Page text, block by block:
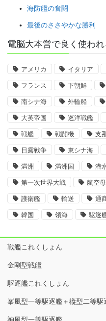
海防艦の奮闘
最後のささやかな勝利
電脳大本営で良く使わ
アメリカ イタリア
フランス 下朝鮮
南シナ海 外輪船
大英帝国 巡洋戦艦
戦艦 戦闘機 支
日露戦争 東シナ海
満洲 満洲国 潜
第一次世界大戦 航空
護衛艦 輸送 通
韓国 領海 駆逐
戦艦これくしょん
金剛型戦艦
駆逐艦これくしょん
峯風型一等駆逐艦＋樅型二等駆